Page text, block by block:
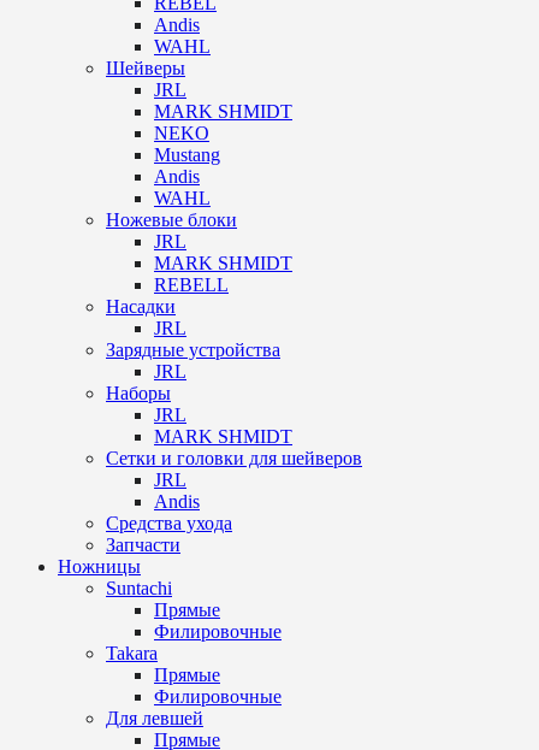
Andis
WAHL
Шейверы
JRL
MARK SHMIDT
NEKO
Mustang
Andis
WAHL
Ножевые блоки
JRL
MARK SHMIDT
REBELL
Насадки
JRL
Зарядные устройства
JRL
Наборы
JRL
MARK SHMIDT
Сетки и головки для шейверов
JRL
Andis
Средства ухода
Запчасти
Ножницы
Suntachi
Прямые
Филировочные
Takara
Прямые
Филировочные
Для левшей
Прямые